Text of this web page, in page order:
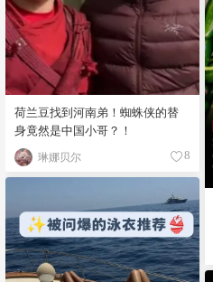
荷兰豆找到河南弟！蜘蛛侠的替
身竟然是中国小哥？！
琳娜贝尔 8